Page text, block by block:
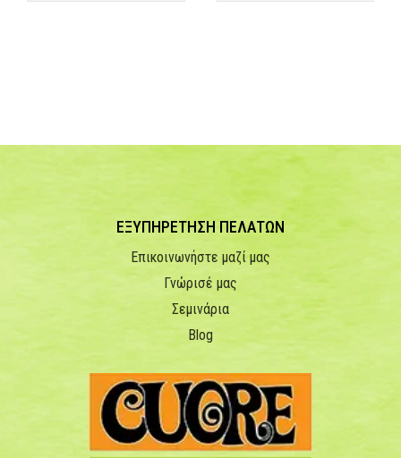
ΕΞΥΠΗΡΕΤΗΣΗ ΠΕΛΑΤΩΝ
Επικοινωνήστε μαζί μας
Γνώρισέ μας
Σεμινάρια
Blog